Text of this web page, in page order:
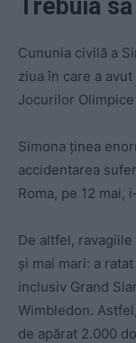
Trebuia
Cununia civilă a
ziua în care a
Jocurilor
Simona ținea
accidentarea
Roma, pe 12 mai,
De altfel,
și mai mari: a
inclusiv Grand
Wimbledon.
de apărat 2.000